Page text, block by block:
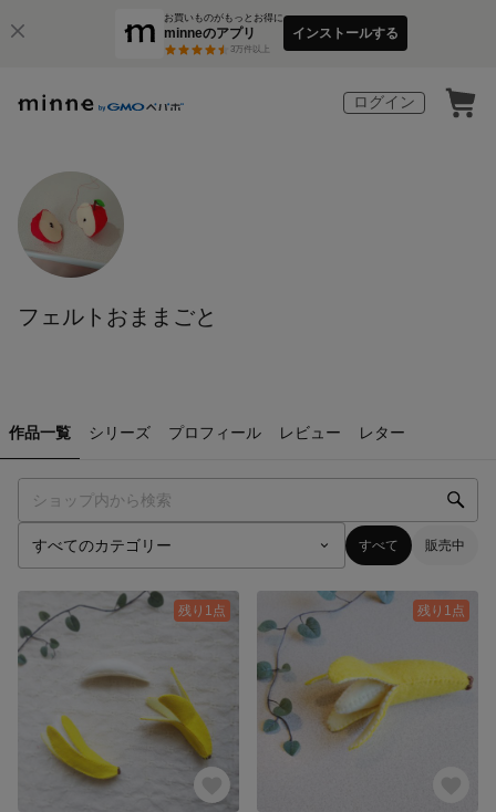
お買いものがもっとお得に
minneのアプリ
3万件以上
インストールする
ログイン
フェルトおままごと
作品一覧 シリーズ プロフィール レビュー レター
すべて 販売中
残り1点 残り1点